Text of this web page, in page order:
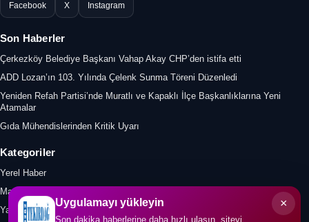
Facebook X Instagram
Son Haberler
Çerkezköy Belediye Başkanı Vahap Akay CHP’den istifa etti
ADD Lozan’ın 103. Yılında Çelenk Sunma Töreni Düzenledi
Yeniden Refah Partisi’nde Muratlı ve Kapaklı İlçe Başkanlıklarına Yeni
Atamalar
Gıda Mühendislerinden Kritik Uyarı
Kategoriler
Yerel Haber
Manşet
Yazar
×
Uygulamayı yükleyin
Son dakika haberlerine daha hızlı ulaşın, siteyi